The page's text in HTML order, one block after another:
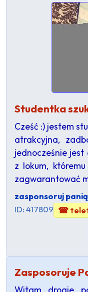
Studentka
Cześć :) jestem
atrakcyjna,
jednocześnie jest
z lokum,
zagwarantować
zasponsoruj panią
ID: 417809 ☎
Zasposoruje